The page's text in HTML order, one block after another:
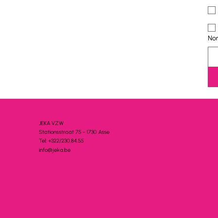
JEKA VZW
Stationsstraat 75 - 1730 Asse
Tel: +322/230.84.55
info@jeka.be